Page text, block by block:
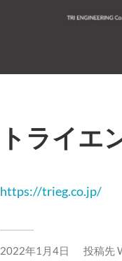
トライエ
https://trieg.co.jp/
2022年1月4日 投稿先